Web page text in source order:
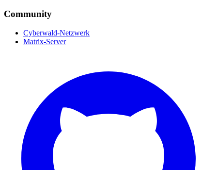
Community
Cyberwald-Netzwerk
Matrix-Server